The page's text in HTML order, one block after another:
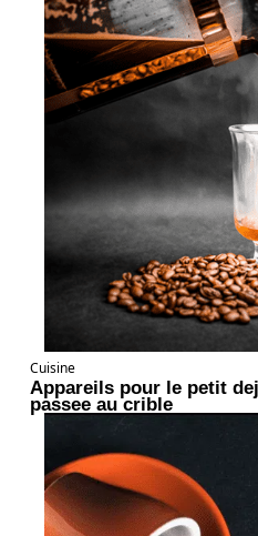
Cuisine
Appareils pour le petit
passee au crible